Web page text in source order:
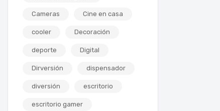
Cameras Cine en casa
cooler Decoración
deporte Digital
Dirversión dispensador
diversión escritorio
escritorio gamer